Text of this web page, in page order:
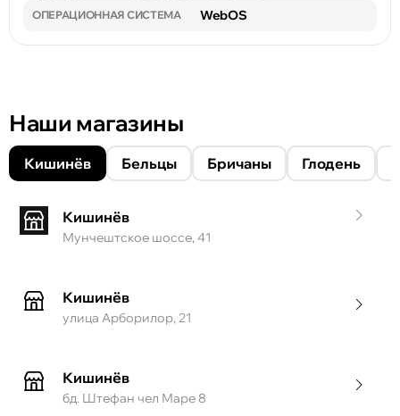
ОПЕРАЦИОННАЯ СИСТЕМА WebOS
Наши магазины
Кишинёв Бельцы Бричаны Глодень
Кишинёв
Мунчештское шоссе, 41
Кишинёв
улица Арборилор, 21
Кишинёв
бд. Штефан чел Маре 8